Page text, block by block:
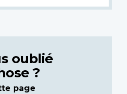
oublié
?
page